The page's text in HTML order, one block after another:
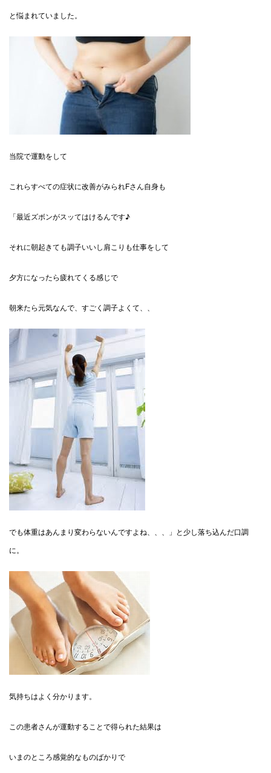
と悩まれていました。
当院で運動をして
これらすべての症状に改善がみられFさん自身も
「最近ズボンがスッてはけるんです♪
それに朝起きても調子いいし肩こりも仕事をして
夕方になったら疲れてくる感じで
朝来たら元気なんで、すごく調子よくて、、
でも体重はあんまり変わらないんですよね、、、」と少し落ち込んだ口調
に。
気持ちはよく分かります。
この患者さんが運動することで得られた結果は
いまのところ感覚的なものばかりで